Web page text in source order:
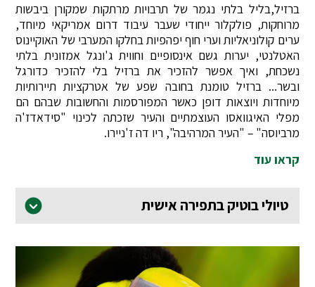
ברזיל,בליל בלתי נגמר של תרבויות מרתקות שמקורן ביבשות
מרוחקות, פולקלור ייחודי שעבר עיבוד דרום אמריקאי מיוחד,
ערים קולוניאליות וערי חוף יפהפיות בחלקו המערבי של האוקיינוס
האטלנטי, יערות גשם אינסופיים וחווית ג'ונגל אמזונית בלתי
נשכחת, ואיך אפשר להזכיר את ברזיל בלי להזכיר כדורגל
ובשר... ברזיל טומנת בחובה שפע של אטרקציות תיירותיות
מיוחדות ויוצאות דופן כאשר המפורסמות והחשובות שבהם הם
מפלי האיגוואסו העוצמתיים והעיר שזכתה לכינוי "סידאדז'ה
מרביוסה" – "העיר המרהיבה", ריו דה ז'ניירו.
קראו עוד
טיולי בוטיק בתפירה אישית